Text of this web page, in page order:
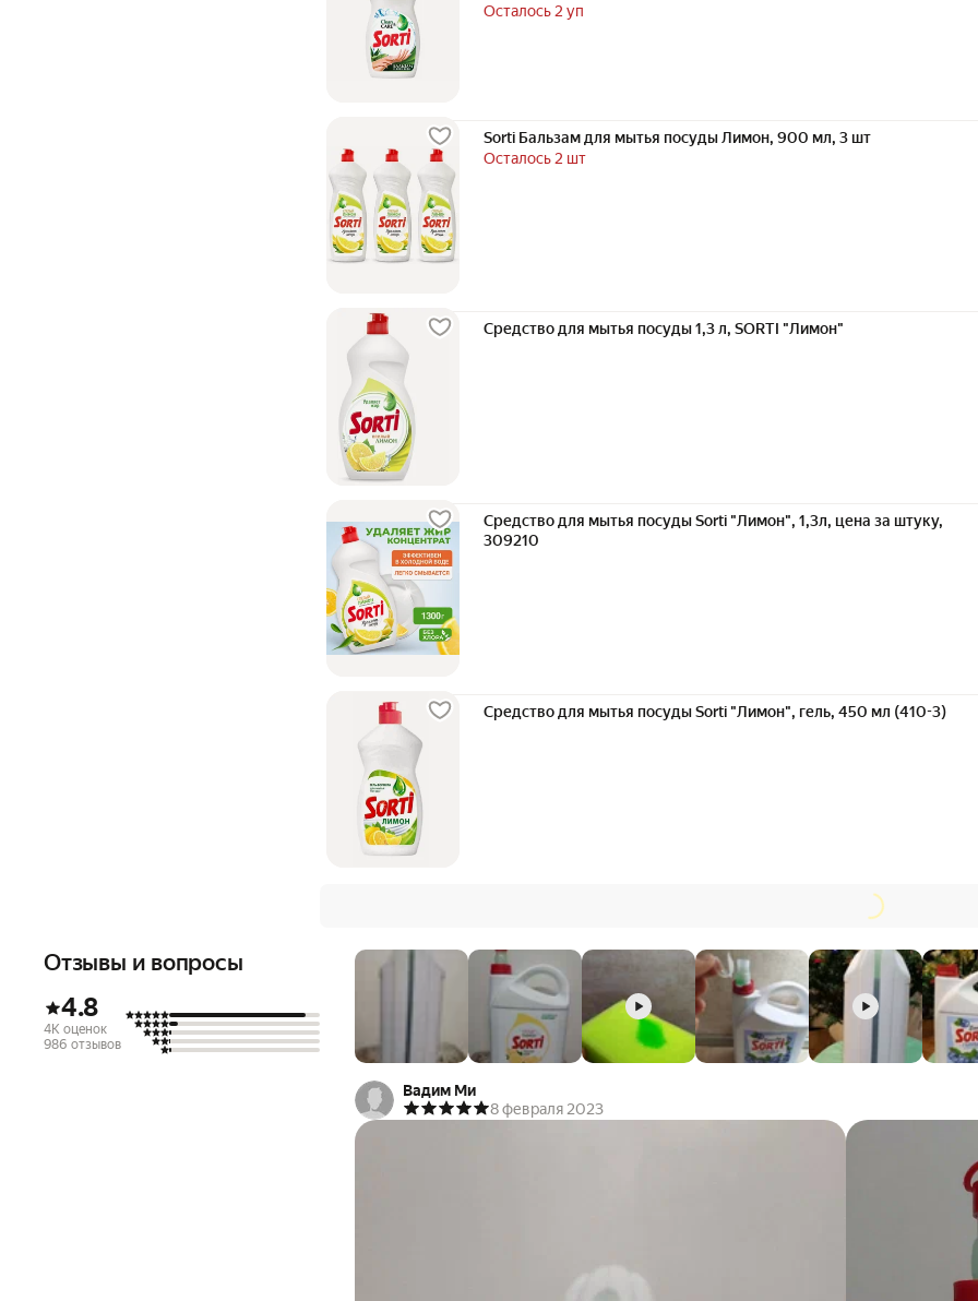
Осталось 2 уп
Sorti Бальзам для мытья посуды Лимон, 900 мл, 3 шт
Осталось 2 шт
Средство для мытья посуды 1,3 л, SORTI "Лимон"
Средство для мытья посуды Sorti "Лимон", 1,3л, цена за штуку,
309210
Средство для мытья посуды Sorti "Лимон", гель, 450 мл (410-3)
Отзывы и вопросы
4.8
4K оценок
986 отзывов
Вадим Ми
8 февраля 2023